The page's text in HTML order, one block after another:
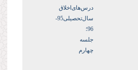
درس‌های‌اخلاق
سال‌تحصیلی‌95-
96؛
جلسه
چهارم